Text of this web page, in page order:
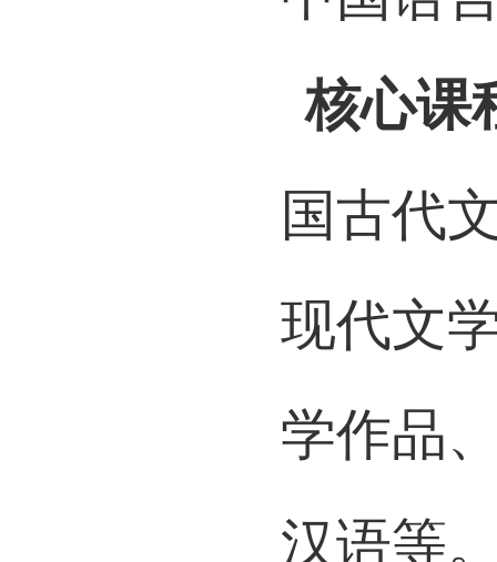
中国语
核心课
国古代
现代文
学作品